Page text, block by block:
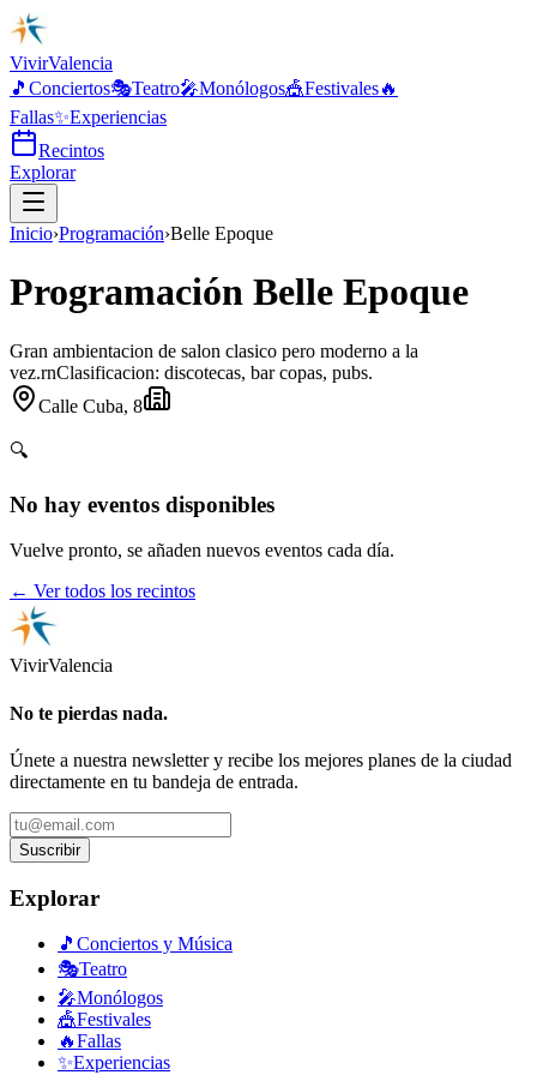
VivirValencia
🎵 Conciertos🎭Teatro🎤Monólogos🎪Festivales🔥
Fallas✨Experiencias
Recintos
Explorar
Inicio›Programación›Belle Epoque
Programación Belle Epoque
Gran ambientacion de salon clasico pero moderno a la
vez.rnClasificacion: discotecas, bar copas, pubs.
Calle Cuba, 8
🔍
No hay eventos disponibles
Vuelve pronto, se añaden nuevos eventos cada día.
← Ver todos los recintos
VivirValencia
No te pierdas nada.
Únete a nuestra newsletter y recibe los mejores planes de la ciudad
directamente en tu bandeja de entrada.
Suscribir
Explorar
🎵 Conciertos y Música
🎭Teatro
🎤Monólogos
🎪Festivales
🔥Fallas
✨Experiencias